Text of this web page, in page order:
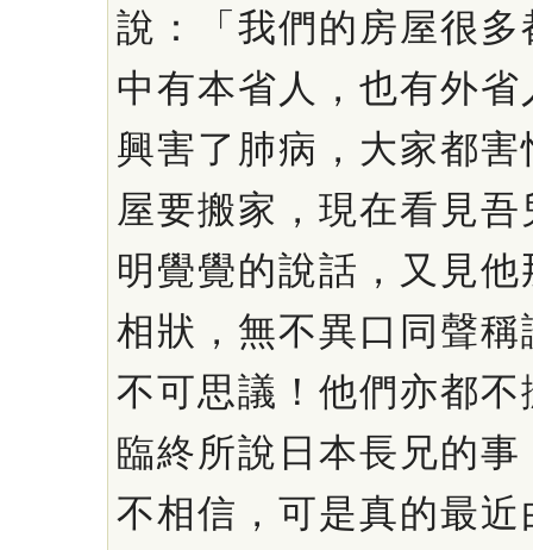
說：「我們的房屋很
中有本省人，也有外
興害了肺病，大家都
屋要搬家，現在看見
明覺覺的說話，又見
相狀，無不異口同聲
不可思議！他們亦都
臨終所說日本長兄的
不相信，可是真的最